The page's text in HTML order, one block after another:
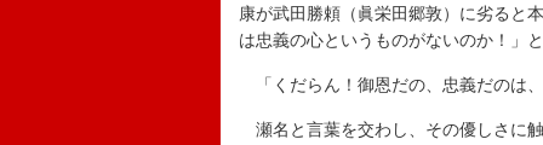
康が武田勝頼（眞栄田郷敦）に劣ると
は忠義の心というものがないのか！」
「くだらん！御恩だの、忠義だのは
瀬名と言葉を交わし、その優しさに